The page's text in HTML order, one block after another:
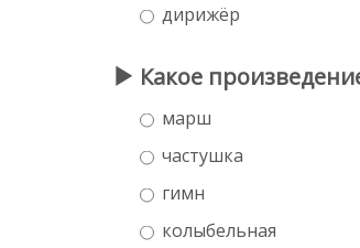
дирижёр
Какое
марш
частушка
гимн
колыбельная